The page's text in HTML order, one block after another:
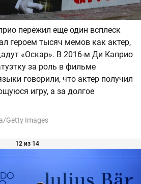
пережил еще один всплеск
героем тысяч мемов как актер,
«Оскар». В 2016-м Ди Каприо
за роль в фильме
говорили, что актер получил
игру, а за долгое
Getty Images
12 из 14